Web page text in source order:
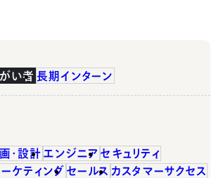
い者 長期インターン
・設計 エンジニア セキュリティ
ケティング セールス カスタマーサクセス